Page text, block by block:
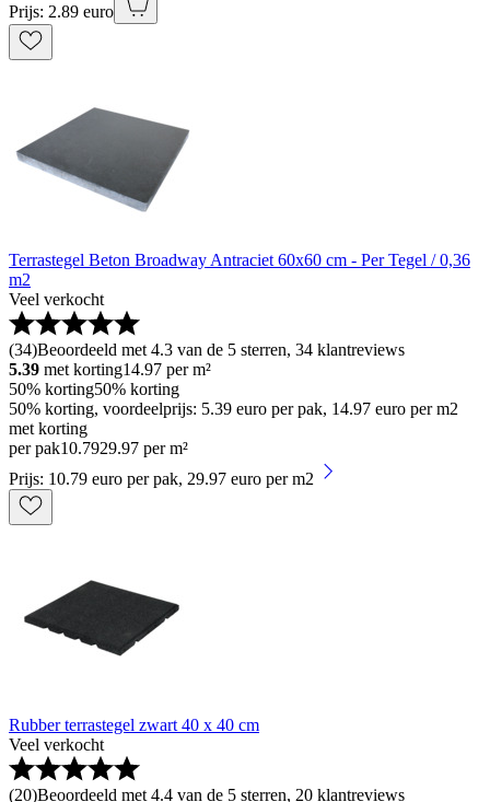
Prijs: 2.89 euro
Terrastegel Beton Broadway Antraciet 60x60 cm - Per Tegel / 0,36
m2
Veel verkocht
(34)Beoordeeld met 4.3 van de 5 sterren, 34 klantreviews
5.39 met korting14.97 per m²
50% korting50% korting
50% korting, voordeelprijs: 5.39 euro per pak, 14.97 euro per m2
met korting
per pak10.7929.97 per m²
Prijs: 10.79 euro per pak, 29.97 euro per m2
Rubber terrastegel zwart 40 x 40 cm
Veel verkocht
(20)Beoordeeld met 4.4 van de 5 sterren, 20 klantreviews